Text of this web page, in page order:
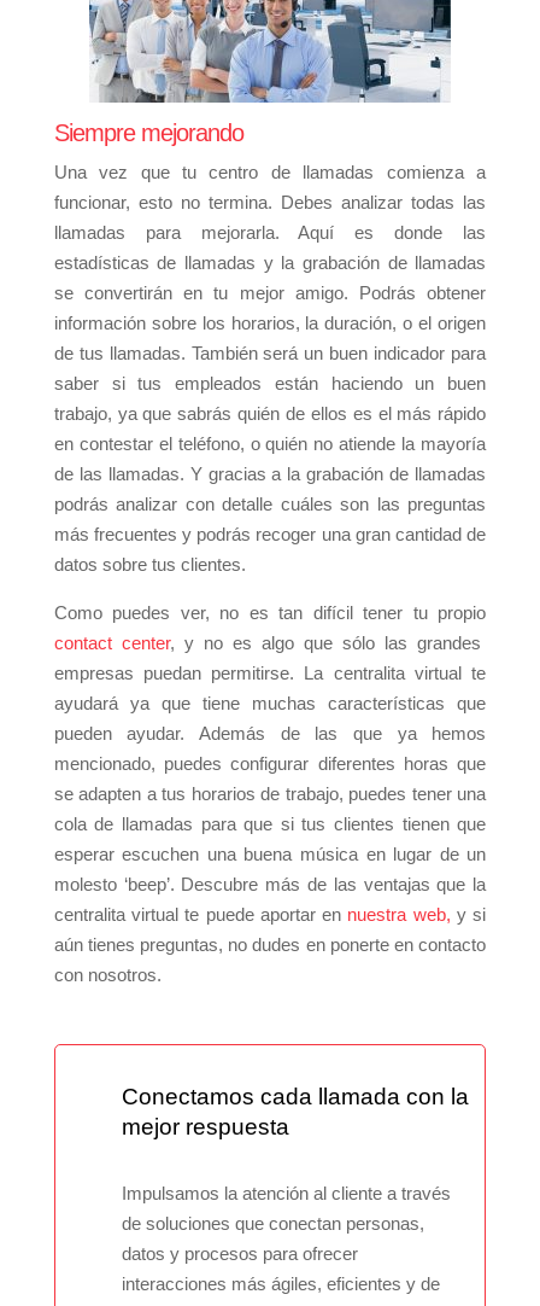
Siempre mejorando
Una vez que tu centro de llamadas comienza a
funcionar, esto no termina. Debes analizar todas las
llamadas para mejorarla. Aquí es donde las
estadísticas de llamadas y la grabación de llamadas
se convertirán en tu mejor amigo. Podrás obtener
información sobre los horarios, la duración, o el origen
de tus llamadas. También será un buen indicador para
saber si tus empleados están haciendo un buen
trabajo, ya que sabrás quién de ellos es el más rápido
en contestar el teléfono, o quién no atiende la mayoría
de las llamadas. Y gracias a la grabación de llamadas
podrás analizar con detalle cuáles son las preguntas
más frecuentes y podrás recoger una gran cantidad de
datos sobre tus clientes.
Como puedes ver, no es tan difícil tener tu propio
contact center, y no es algo que sólo las grandes
empresas puedan permitirse. La centralita virtual te
ayudará ya que tiene muchas características que
pueden ayudar. Además de las que ya hemos
mencionado, puedes configurar diferentes horas que
se adapten a tus horarios de trabajo, puedes tener una
cola de llamadas para que si tus clientes tienen que
esperar escuchen una buena música en lugar de un
molesto ‘beep’. Descubre más de las ventajas que la
centralita virtual te puede aportar en nuestra web, y si
aún tienes preguntas, no dudes en ponerte encontacto
con nosotros.
Conectamos cada llamada con la
mejor respuesta
Impulsamos la atención al cliente a través
de soluciones que conectan personas,
datos y procesos para ofrecer
interacciones más ágiles, eficientes y de